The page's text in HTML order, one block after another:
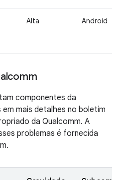
Alta Android
componentes da
mais detalhes no boletim
da Qualcomm. A
problemas é fornecida